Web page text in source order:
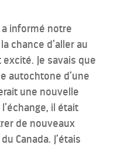
informé notre
chance d’aller au
Je savais que
autochtone d’une
une nouvelle
il était
de nouveaux
Canada. J’étais